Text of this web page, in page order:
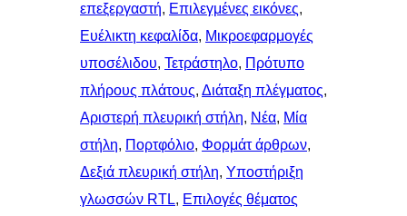
επεξεργαστή, Επιλεγμένες εικόνες
Ευέλικτη κεφαλίδα, Μικροεφαρμογές
υποσέλιδου, Τετράστηλο, Πρότυπο
πλήρους πλάτους, Διάταξη πλέγματος
Αριστερή πλευρική στήλη, Νέα, Μία
στήλη, Πορτφόλιο, Φορμάτ άρθρων
Δεξιά πλευρική στήλη, Υποστήριξη
γλωσσών RTL, Επιλογές θέματος